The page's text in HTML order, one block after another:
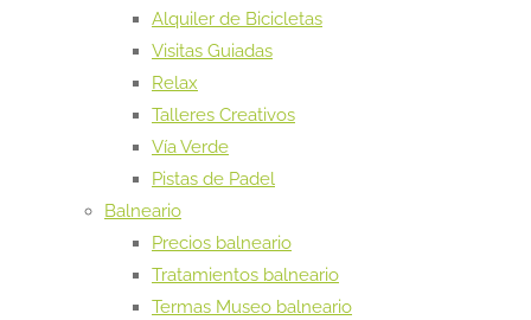
Alquiler de Bicicletas
Visitas Guiadas
Relax
Talleres Creativos
Vía Verde
Pistas de Padel
Balneario
Precios balneario
Tratamientos balneario
Termas Museo balneario